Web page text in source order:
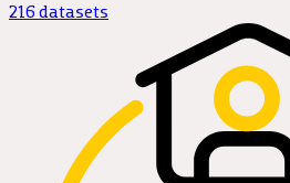
216 datasets